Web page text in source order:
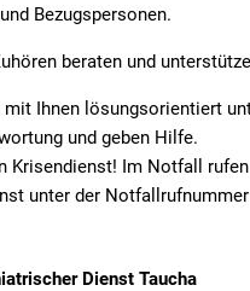
Bezugspersonen.
beraten und
mit Ihnen lösungsorientiert
und geben Hilfe.
Krisendienst! Im Notfall
unter der
Dienst Taucha